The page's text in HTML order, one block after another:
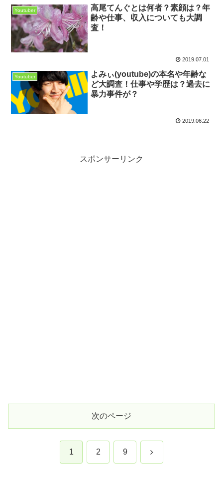
Youtuber
高尾てんぐとは何者？素顔は？年
齢や仕事、収入についても大調
査！
2019.07.01
Youtuber
よみぃ(youtube)の本名や年齢な
ど大調査！仕事や学歴は？過去に
暴力事件が？
2019.06.22
スポンサーリンク
次のページ
1 2 9 次